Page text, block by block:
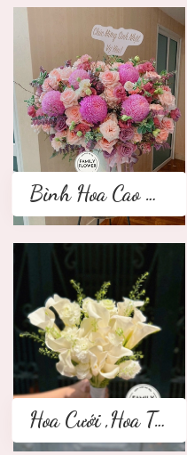
Bình Hoa Cao Cấp
Hoa Cưới ,Hoa Tay Cầm Cô Dâu